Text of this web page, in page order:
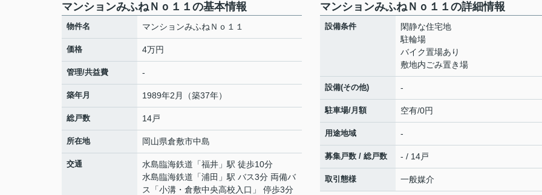
マンションみふねＮｏ１１の基本情報
物件名 マンションみふねＮｏ１１
価格 4万円
管理/共益費 -
築年月 1989年2月（築37年）
総戸数 14戸
所在地 岡山県倉敷市中島
交通 水島臨海鉄道 「福井 」駅 徒歩10分
水島臨海鉄道 「浦田 」駅 バス3分 両備バ
ス「小溝・倉敷中央高校入口」 停歩3分
マンションみふねＮｏ１１の詳細情報
設備条件
閑静な住宅地
駐輪場
バイク置場あり
敷地内ごみ置き場
設備(その他) -
駐車場/月額 空有/0円
用途地域 -
募集戸数 / 総戸数 - / 14戸
取引態様 一般媒介